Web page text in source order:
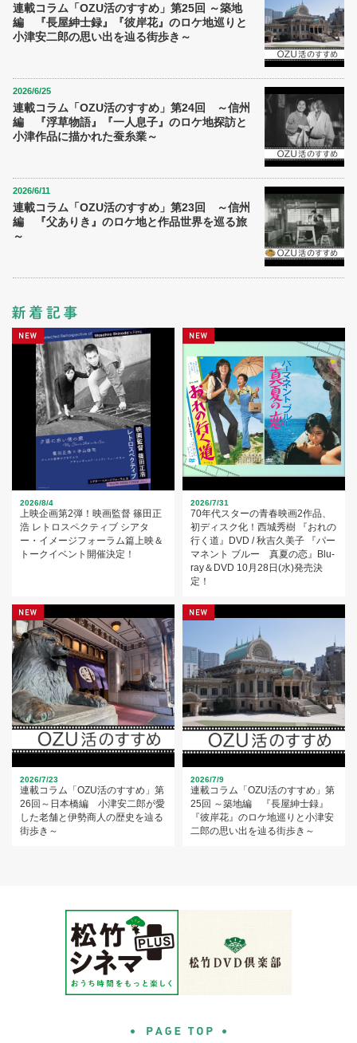
連載コラム「OZU活のすすめ」第25回 ～築地
編 『長屋紳士録』『彼岸花』のロケ地巡りと
小津安二郎の思い出を辿る街歩き～
2026/6/25
連載コラム「OZU活のすすめ」第24回 ～信州
編 『浮草物語』『一人息子』のロケ地探訪と
小津作品に描かれた蚕糸業～
2026/6/11
連載コラム「OZU活のすすめ」第23回 ～信州
編 『父ありき』のロケ地と作品世界を巡る旅
～
2026/8/4
上映企画第2弾！映画監督 篠田正
浩 レトロスペクティブ シアタ
ー・イメージフォーラム篇上映＆
トークイベント開催決定！
2026/7/31
70年代スターの青春映画2作品、
初ディスク化！西城秀樹 『おれの
行く道』DVD / 秋吉久美子 『パー
マネント ブルー 真夏の恋』Blu-
ray＆DVD 10月28日(水)発売決
定！
2026/7/23
連載コラム「OZU活のすすめ」第
26回～日本橋編 小津安二郎が愛
した老舗と伊勢商人の歴史を辿る
街歩き～
2026/7/9
連載コラム「OZU活のすすめ」第
25回 ～築地編 『長屋紳士録』
『彼岸花』のロケ地巡りと小津安
二郎の思い出を辿る街歩き～